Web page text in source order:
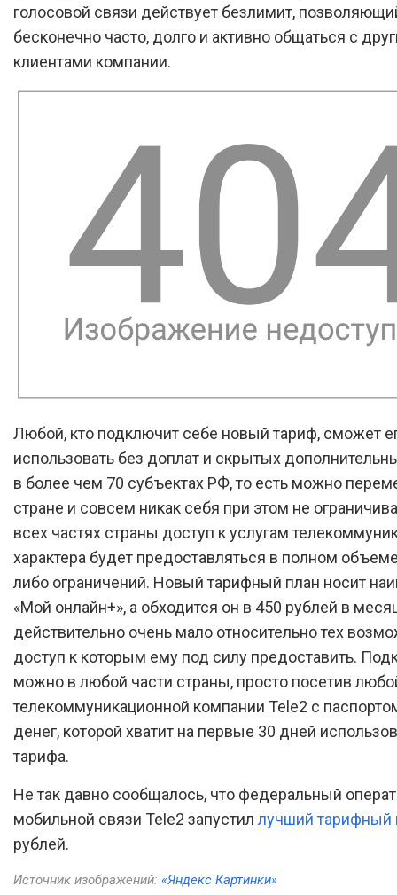
голосовой связи действует безлимит,
бесконечно часто, долго и активно общаться с
клиентами компании.
Любой, кто подключит себе новый тариф, сможет
использовать без доплат и скрытых
в более чем 70 субъектах РФ, то есть можно
стране и совсем никак себя при этом не
всех частях страны доступ к услугам
характера будет предоставляться в полном
либо ограничений. Новый тарифный план носит
«Мой онлайн+», а обходится он в 450 рублей в
действительно очень мало относительно тех
доступ к которым ему под силу предоставить.
можно в любой части страны, просто посетив
телекоммуникационной компании Tele2 с
денег, которой хватит на первые 30 дней
тарифа.
Не так давно сообщалось, что федеральный
мобильной связи Tele2 запустил лучший тарифный
рублей.
Источник изображений: «Яндекс Картинки»